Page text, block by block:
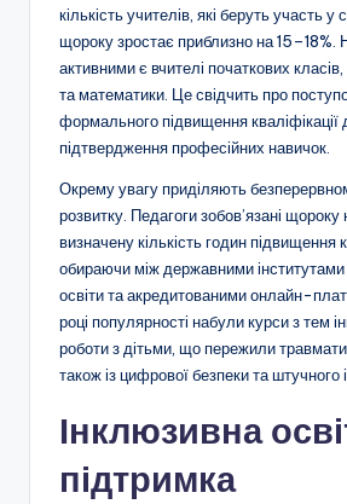
кількість учителів, які беруть участь у
щороку зростає приблизно на 15–18%.
активними є вчителі початкових
та математики. Це свідчить про
формального підвищення кваліфікації
підтвердження професійних навичок.
Окрему увагу приділяють
розвитку. Педагоги зобов’язані щороку
визначену кількість годин підвищення
обираючи між державними
освіти та акредитованими онлайн-
році популярності набули курси з тем
роботи з дітьми, що пережили
також із цифрової безпеки та штучного
Інклюзивна
підтримка